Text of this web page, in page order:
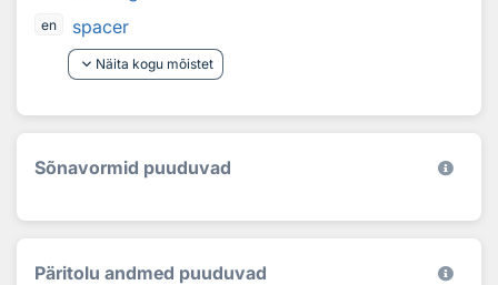
en
spacer
keyboard_arrow_down Näita kogu mõistet
Sõnavormid puuduvad
Päritolu andmed puuduvad